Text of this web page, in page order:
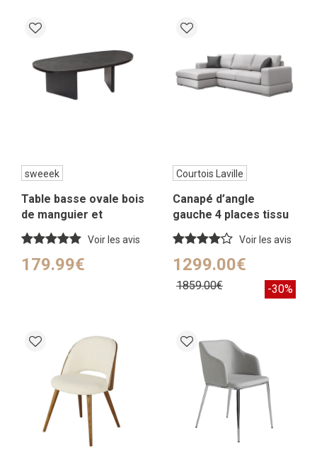
sweeek
Table basse ovale bois
de manguier et
placage pierre noire
Voir les avis
179.99€
Courtois Laville
Canapé d’angle
gauche 4 places tissu
gris et graphite
Voir les avis
1299.00€
1859.00€ -30%